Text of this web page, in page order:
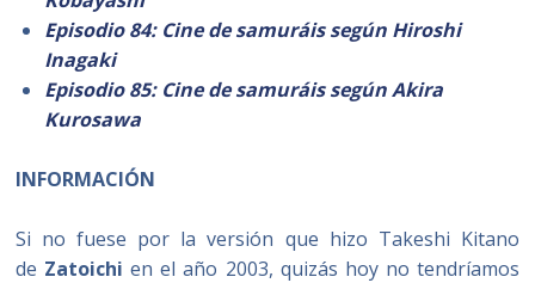
Episodio 84: Cine de samuráis según Hiroshi
Inagaki
Episodio 85: Cine de samuráis según Akira
Kurosawa
INFORMACIÓN
Si no fuese por la versión que hizo Takeshi Kitano
de Zatoichi en el año 2003, quizás hoy no tendríamos